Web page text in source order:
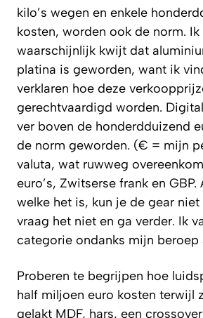
kilo’s wegen en enkele
kosten, worden ook de norm.
waarschijnlijk kwijt dat
platina is geworden, want ik
verklaren hoe deze
gerechtvaardigd worden.
ver boven de honderdduizend
de norm geworden. (€ = mijn
valuta, wat ruwweg
euro’s, Zwitserse frank en
welke het is, kun je de gear
vraag het niet en ga verder. Ik
categorie ondanks mijn beroep
Proberen te begrijpen hoe
half miljoen euro kosten terwijl
gelakt MDF, hars, een